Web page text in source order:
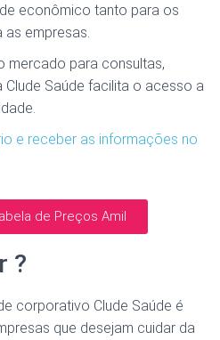
econômico tanto para os
empresas.
mercado para consultas,
Saúde facilita o acesso a
e receber as informações no
de Preços Amil
?
corporativo Clude Saúde é
que desejam cuidar da